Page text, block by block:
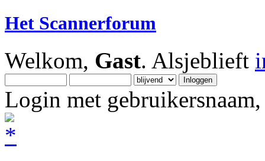
Het Scannerforum
Welkom, Gast. Alsjeblieft
Login met